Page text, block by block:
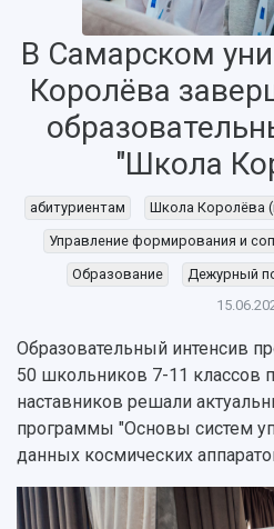
НАЗАД
Об университете
История
Ключевые факты
Попечительский совет
Ученый совет
Ректорат
Кадровый резерв
Персоналии
Главные новости
Бортжурнал
События
Пресс-центр
Газета "Полет"
Газета "Самарский
Образование
Почему я выбираю
Абитуриенту
Магистратура
Формы обучения
Учебные планы
Дополнительное
Институты и факультеты
Образовательные
Научно-
Основные научные
Научные школы и
Подготовка научных
Конкурс на замещение
работников
Научно-технический
Научные проекты и
Аспирантура и
Справочные материалы
В Самарском
Королёва
"Школа
абитуриентам Школа Королёва
Управление формирования и
Образование
Дежурный
Образовательный интенсив
50 школьников 7-11 классов
наставников решали
программы "Основы систем
данных космических